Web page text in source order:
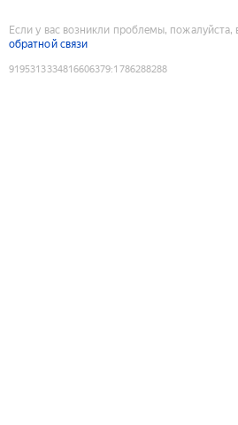
Если у вас возникли проблемы, пожалуйста,
обратной связи
9195313334816606379:1786288288